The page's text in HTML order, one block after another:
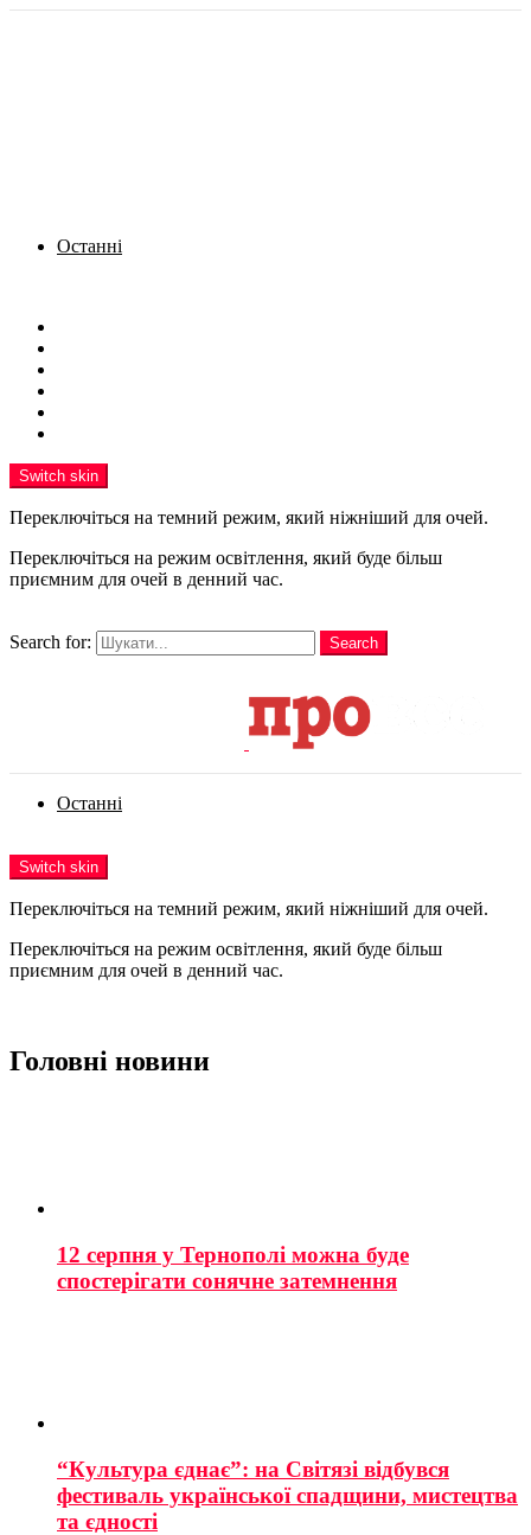
Останні
Switch skin
Переключіться на темний режим, який ніжніший для очей.
Переключіться на режим освітлення, який буде більш
приємним для очей в денний час.
Search for:
Search
Останні
Switch skin
Переключіться на темний режим, який ніжніший для очей.
Переключіться на режим освітлення, який буде більш
приємним для очей в денний час.
Головні новини
12 серпня у Тернополі можна буде
спостерігати сонячне затемнення
“Культура єднає”: на Світязі відбувся
фестиваль української спадщини, мистецтва
та єдності